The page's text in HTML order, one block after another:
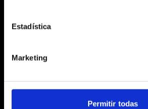
Estadística
Marketing
Permitir todas
GENERAL TERMS AND CONDITIONS
LEGAL NOTICE
SOCIAL NETWORKS PRIVACY